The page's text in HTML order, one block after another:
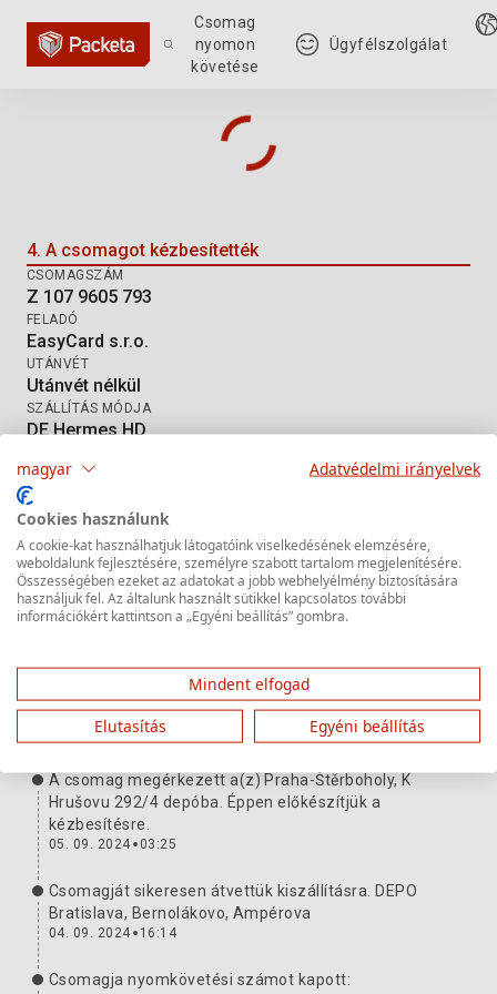
Csomag
nyomon
követése
Ügyfélszolgálat
Csomag nyomkövetése: Z 107
4. A csomagot kézbesítették
CSOMAGSZÁM
Z 107 9605 793
FELADÓ
EasyCard s.r.o.
UTÁNVÉT
Utánvét nélkül
SZÁLLÍTÁS MÓDJA
DE Hermes HD
Csomag útja Bővebb információ
Csomagja kiszállításra került. Köszönjük, hogy
minket választott!
A küldeményt átadták a fuvarozónak. Nyomkövetési
szám:H1022490176348601012
05. 09. 2024 04:16
A csomag megérkezett a(z) Praha-Štěrboholy, K
Hrušovu 292/4 depóba. Éppen előkészítjük a
kézbesítésre.
05. 09. 2024 03:25
Csomagját sikeresen átvettük kiszállításra. DEPO
Bratislava, Bernolákovo, Ampérova
04. 09. 2024 16:14
Csomagja nyomkövetési számot kapott:
magyar Adatvédelmi irányelvek
Cookies használunk
A cookie-kat használhatjuk látogatóink viselkedésének elemzésére,
weboldalunk fejlesztésére, személyre szabott tartalom megjelenítésére.
Összességében ezeket az adatokat a jobb webhelyélmény biztosítására
használjuk fel. Az általunk használt sütikkel kapcsolatos további
információkért kattintson a „Egyéni beállítás” gombra.
Mindent elfogad
Elutasítás
Egyéni beállítás